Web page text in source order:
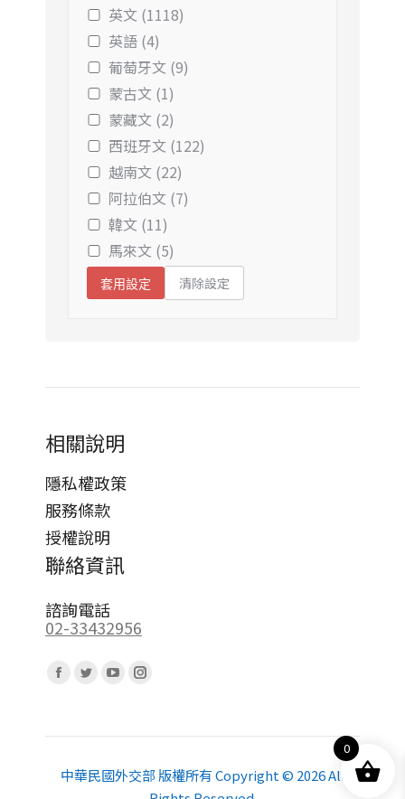
英文 (1118)
英語 (4)
葡萄牙文 (9)
蒙古文 (1)
蒙藏文 (2)
西班牙文 (122)
越南文 (22)
阿拉伯文 (7)
韓文 (11)
馬來文 (5)
套用設定 清除設定
相關說明
隱私權政策
服務條款
授權說明
聯絡資訊
諮詢電話
02-33432956
Facebook
opens
new
Twitter
opens
new
YouTube
opens
new
Instagram
opens
new
中華民國外交部 版權所有 Copyright © 2026 All
0